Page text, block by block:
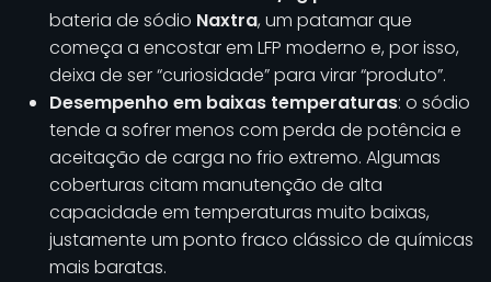
bateria de sódio Naxtra, um patamar que
começa a encostar em LFP moderno e, por isso,
deixa de ser “curiosidade” para virar “produto”.
Desempenho em baixas temperaturas: o sódio
tende a sofrer menos com perda de potência e
aceitação de carga no frio extremo. Algumas
coberturas citam manutenção de alta
capacidade em temperaturas muito baixas,
justamente um ponto fraco clássico de químicas
mais baratas.